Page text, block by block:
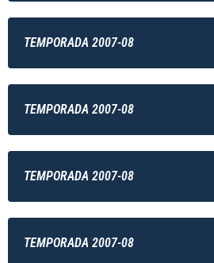
TEMPORADA 2007-08
TEMPORADA 2007-08
TEMPORADA 2007-08
TEMPORADA 2007-08